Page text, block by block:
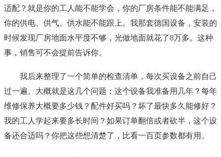
适配？就是你的工人能不能学会，你的厂房条件能不能满足，
你的供电、供气、供水能不能跟上。我那套德国设备，安装的
时候发现厂房地面水平度不够，光做地面就花了8万多。这种
事，销售可不会提前告诉你。
我后来整理了一个简单的检查清单，每次买设备之前自己
过一遍。大概就是这几个问题：这个设备我准备用几年？每年
维修保养大概要多少钱？配件好买吗？坏了最快多久能修好？
我的工人学起来要多长时间？如果订单翻倍或者砍半，这个设
备还合适吗？你把这些想清楚了，比看一百页参数都有用。